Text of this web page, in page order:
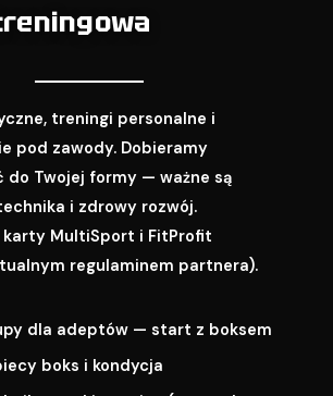
treningi personalne i
pod zawody. Dobieramy
do Twojej formy — ważne są
i zdrowy rozwój.
MultiSport i FitProfit
regulaminem partnera).
dla adeptów — start z boksem
boks i kondycja